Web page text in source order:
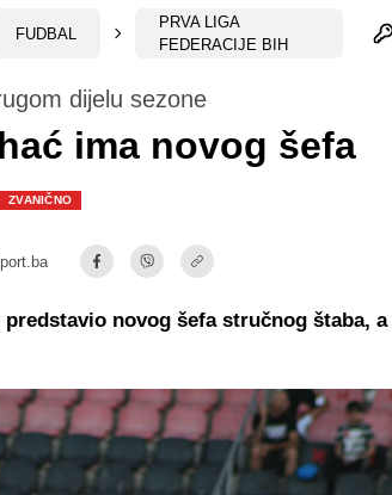
FUDBAL
PRVA LIGA
FEDERACIJE BIH
dijelu sezone
ima novog šefa
ZVANIČNO
novog šefa stručnog štaba,